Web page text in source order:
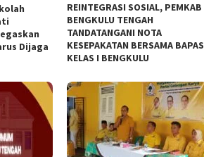
Dijaga
REINTEGRASI SOSIAL, PEMKAB
BENGKULU TENGAH
TANDATANGANI NOTA
KESEPAKATAN BERSAMA BAPAS
KELAS I BENGKULU